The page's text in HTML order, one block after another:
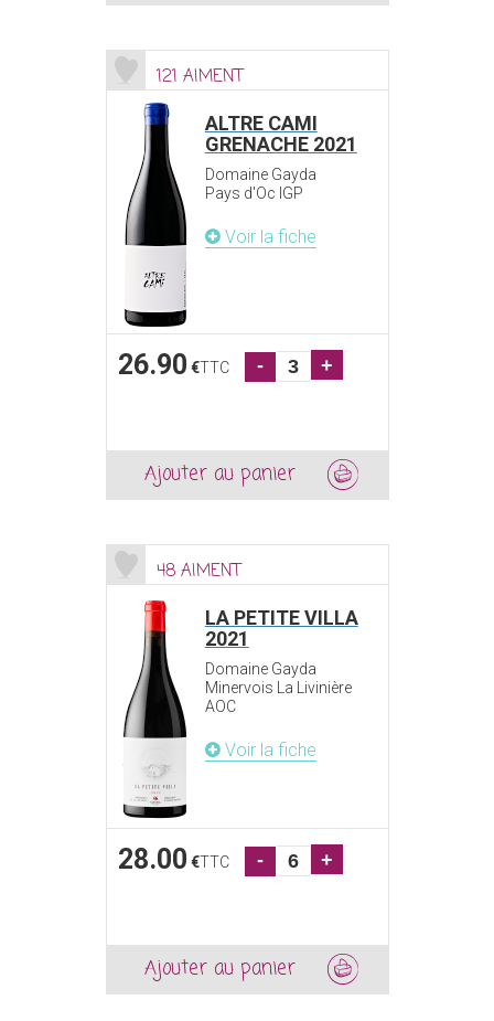
121 AIMENT
ALTRE CAMI
GRENACHE 2021
Domaine Gayda
Pays d'Oc IGP
Voir la fiche
26.90 €TTC - +
Ajouter au panier
48 AIMENT
LA PETITE VILLA
2021
Domaine Gayda
Minervois La Livinière
AOC
Voir la fiche
28.00 €TTC - +
Ajouter au panier